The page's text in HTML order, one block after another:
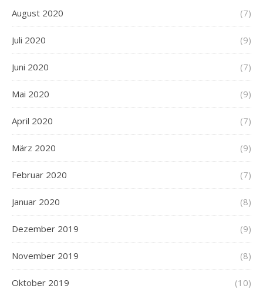
August 2020 (7)
Juli 2020 (9)
Juni 2020 (7)
Mai 2020 (9)
April 2020 (7)
März 2020 (9)
Februar 2020 (7)
Januar 2020 (8)
Dezember 2019 (9)
November 2019 (8)
Oktober 2019 (10)